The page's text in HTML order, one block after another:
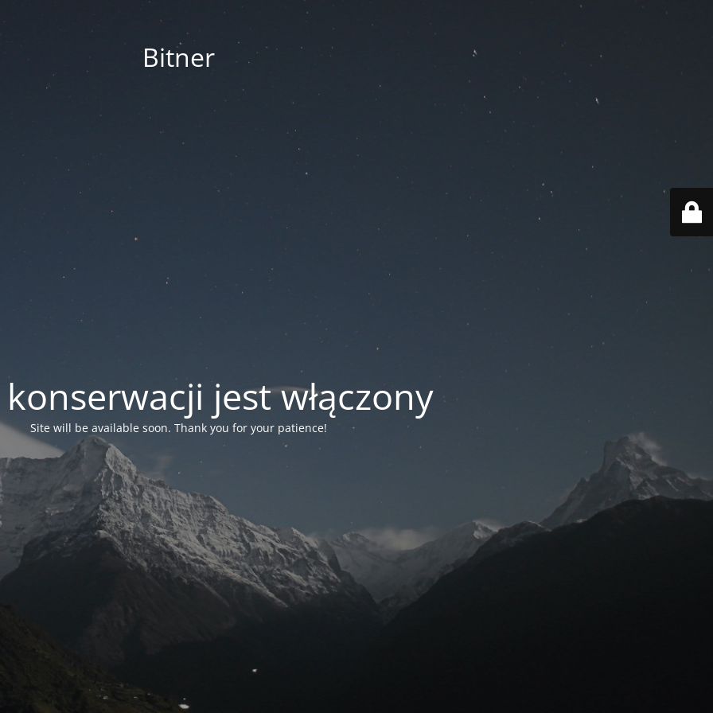
Bitner
jest włączony
Site will be available soon. Thank you for your patience!